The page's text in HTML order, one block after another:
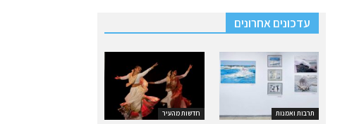
עדכונים אחרונים
חדשות מהעיר תרבות ואמנות